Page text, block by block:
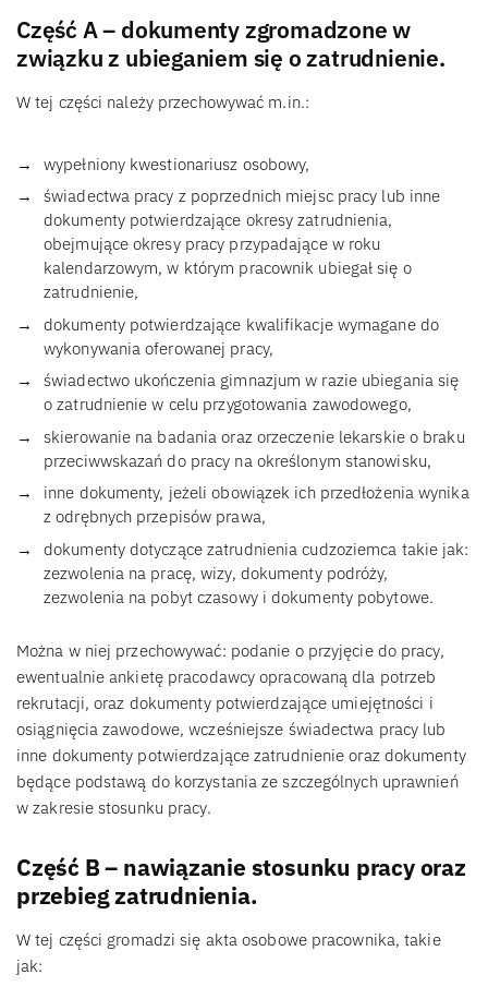
Część A – dokumenty zgromadzone w
związku z ubieganiem się o zatrudnienie.
W tej części należy przechowywać m.in.:
wypełniony kwestionariusz osobowy,
świadectwa pracy z poprzednich miejsc pracy lub inne
dokumenty potwierdzające okresy zatrudnienia,
obejmujące okresy pracy przypadające w roku
kalendarzowym, w którym pracownik ubiegał się o
zatrudnienie,
dokumenty potwierdzające kwalifikacje wymagane do
wykonywania oferowanej pracy,
świadectwo ukończenia gimnazjum w razie ubiegania się
o zatrudnienie w celu przygotowania zawodowego,
skierowanie na badania oraz orzeczenie lekarskie o braku
przeciwwskazań do pracy na określonym stanowisku,
inne dokumenty, jeżeli obowiązek ich przedłożenia wynika
z odrębnych przepisów prawa,
dokumenty dotyczące zatrudnienia cudzoziemca takie jak:
zezwolenia na pracę, wizy, dokumenty podróży,
zezwolenia na pobyt czasowy i dokumenty pobytowe.
Można w niej przechowywać: podanie o przyjęcie do pracy,
ewentualnie ankietę pracodawcy opracowaną dla potrzeb
rekrutacji, oraz dokumenty potwierdzające umiejętności i
osiągnięcia zawodowe, wcześniejsze świadectwa pracy lub
inne dokumenty potwierdzające zatrudnienie oraz dokumenty
będące podstawą do korzystania ze szczególnych uprawnień
w zakresie stosunku pracy.
Część B – nawiązanie stosunku pracy oraz
przebieg zatrudnienia.
W tej części gromadzi się akta osobowe pracownika, takie
jak: